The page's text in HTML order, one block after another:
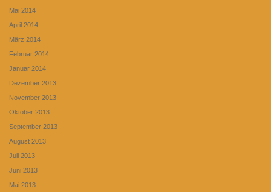
Mai 2014
April 2014
März 2014
Februar 2014
Januar 2014
Dezember 2013
November 2013
Oktober 2013
September 2013
August 2013
Juli 2013
Juni 2013
Mai 2013